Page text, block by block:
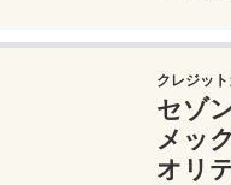
クレジッ
セゾ
メッ
オリ